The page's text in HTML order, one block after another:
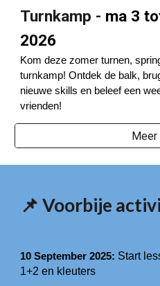
Turnkamp - ma 3
2026
Kom deze zomer turnen,
turnkamp! Ontdek de balk,
nieuwe skills en beleef een
vrienden!
📌 Voorbije
10 September 2025: Start
1+2 en kleuters